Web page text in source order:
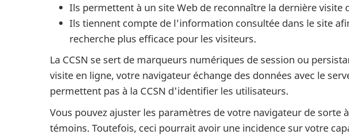
Ils permettent à un site Web de reconnaître la dernière
Ils tiennent compte de l'information consultée dans le site
recherche plus efficace pour les visiteurs.
La CCSN se sert de marqueurs numériques de session ou
visite en ligne, votre navigateur échange des données avec le
permettent pas à la CCSN d'identifier les utilisateurs.
Vous pouvez ajuster les paramètres de votre navigateur de
témoins. Toutefois, ceci pourrait avoir une incidence sur votre